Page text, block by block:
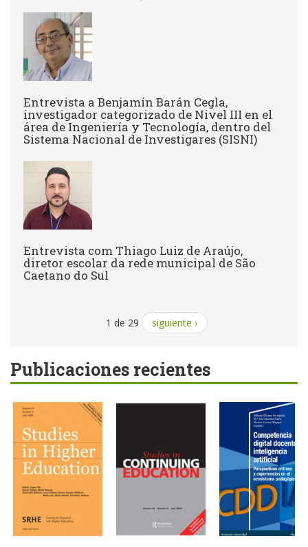
Entrevista a Benjamín Barán Cegla,
investigador categorizado de Nivel III en el
área de Ingeniería y Tecnología, dentro del
Sistema Nacional de Investigares (SISNI)
Entrevista com Thiago Luiz de Araújo,
diretor escolar da rede municipal de São
Caetano do Sul
1 de 29 siguiente ›
Publicaciones recientes